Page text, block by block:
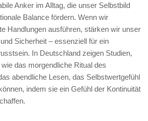
Anker im Alltag, die unser Selbstbild
Balance fördern. Wenn wir
Handlungen ausführen, stärken wir unser
Sicherheit – essenziell für ein
In Deutschland zeigen Studien,
das morgendliche Ritual des
abendliche Lesen, das Selbstwertgefühl
indem sie ein Gefühl der Kontinuität